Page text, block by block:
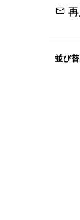
並び替